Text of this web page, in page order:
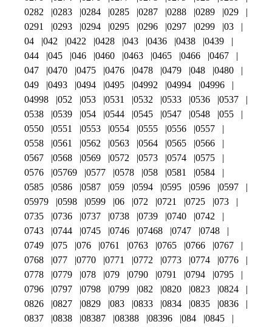
0282
0283 0284 0285 0287 0288 0289
029
0291
0293 0294 0295 0296 0297 0299
03
04
042 0422 0428 043 0436 0438
0439
044
045 046 0460 0463 0465 0466
0467
047
0470 0475 0476 0478 0479 048
0480
049
0493 0494 0495 04992 04994
04996
04998
052 053 0531 0532 0533 0536
0537
0538
0539 054 0544 0545 0547 0548
055
0550
0551 0553 0554 0555 0556
0557
0558
0561 0562 0563 0564 0565
0566
0567
0568 0569 0572 0573 0574
0575
0576
05769 0577 0578 058 0581
0584
0585
0586 0587 059 0594 0595 0596
0597
05979
0598 0599 06 072 0721 0725
073
0735
0736 0737 0738 0739 0740
0742
0743
0744 0745 0746 07468 0747
0748
0749
075 076 0761 0763 0765 0766
0767
0768
077 0770 0771 0772 0773 0774
0776
0778
0779 078 079 0790 0791 0794
0795
0796
0797 0798 0799 082 0820 0823
0824
0826
0827 0829 083 0833 0834 0835
0836
0837
0838 08387 08388 08396 084
0845